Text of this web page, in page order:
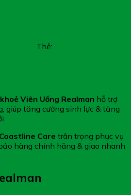
Thẻ:
Viên Uống Realman hỗ trợ
giúp tăng cường sinh lực & tăng
Care trân trọng phục vụ
hàng chính hãng & giao nhanh